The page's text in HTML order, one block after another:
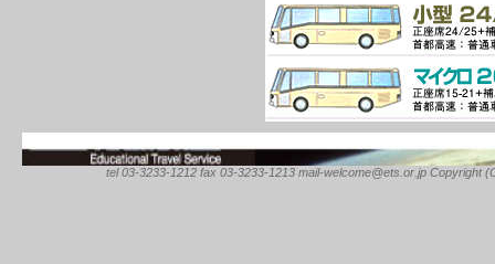
tel 03-3233-1212 fax 03-3233-1213 mail-welcome@ets.or.jp Copyright